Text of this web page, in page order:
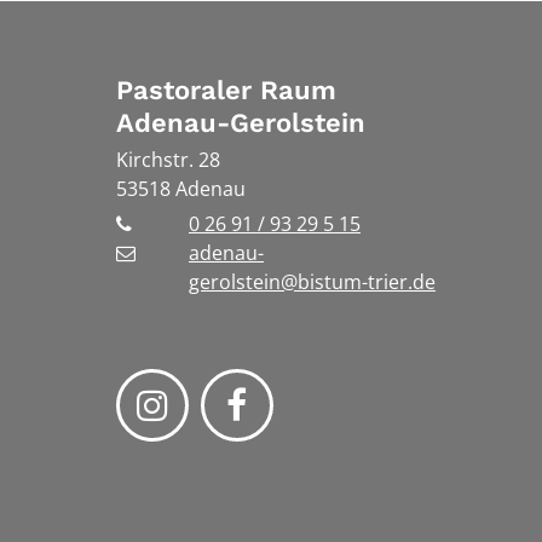
Pastoraler Raum
Adenau-Gerolstein
Kirchstr. 28
53518Adenau
0 26 91 / 93 29 5 15
adenau-
gerolstein@bistum-trier.de